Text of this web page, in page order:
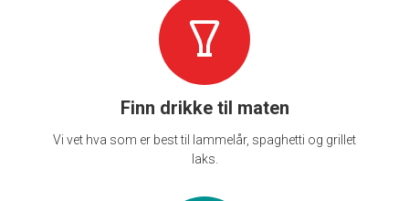
Finn drikke til maten
Vi vet hva som er best til lammelår, spaghetti og grillet
laks.